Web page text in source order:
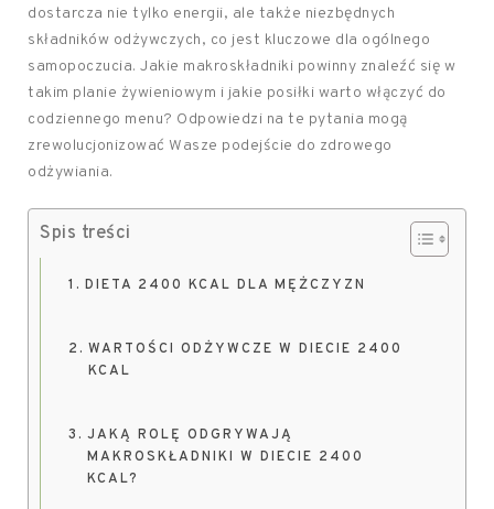
dostarcza nie tylko energii, ale także niezbędnych
składników odżywczych, co jest kluczowe dla ogólnego
samopoczucia. Jakie makroskładniki powinny znaleźć się w
takim planie żywieniowym i jakie posiłki warto włączyć do
codziennego menu? Odpowiedzi na te pytania mogą
zrewolucjonizować Wasze podejście do zdrowego
odżywiania.
Spis treści
DIETA 2400 KCAL DLA MĘŻCZYZN
WARTOŚCI ODŻYWCZE W DIECIE 2400
KCAL
JAKĄ ROLĘ ODGRYWAJĄ
MAKROSKŁADNIKI W DIECIE 2400
KCAL?